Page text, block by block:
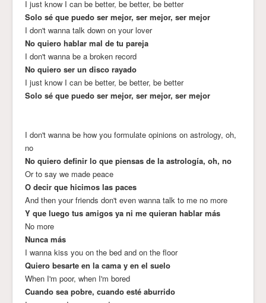
I just know I can be better, be better, be better
Solo sé que puedo ser mejor, ser mejor, ser mejor
I don't wanna talk down on your lover
No quiero hablar mal de tu pareja
I don't wanna be a broken record
No quiero ser un disco rayado
I just know I can be better, be better, be better
Solo sé que puedo ser mejor, ser mejor, ser mejor
I don't wanna be how you formulate opinions on astrology, oh,
no
No quiero definir lo que piensas de la astrología, oh, no
Or to say we made peace
O decir que hicimos las paces
And then your friends don't even wanna talk to me no more
Y que luego tus amigos ya ni me quieran hablar más
No more
Nunca más
I wanna kiss you on the bed and on the floor
Quiero besarte en la cama y en el suelo
When I'm poor, when I'm bored
Cuando sea pobre, cuando esté aburrido